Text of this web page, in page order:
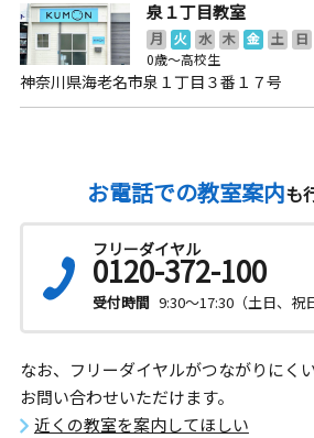
泉１丁目教室
月 火 水 木 金 土
日
0歳～高校生
神奈川県海老名市泉１丁目３番１７号
お電話での教室案内も
フリーダイヤル
0120-372-100
受付時間 9:30～17:30（土日、祝
なお、フリーダイヤルがつながりにく
お問い合わせいただけます。
近くの教室を案内してほしい